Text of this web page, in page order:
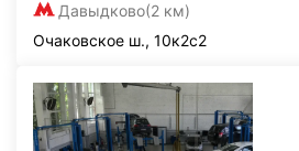
Давыдково(2 км)
Очаковское ш., 10к2с2